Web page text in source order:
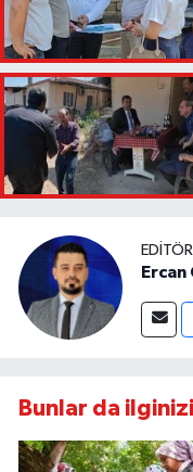
Ercan
Bunlar da